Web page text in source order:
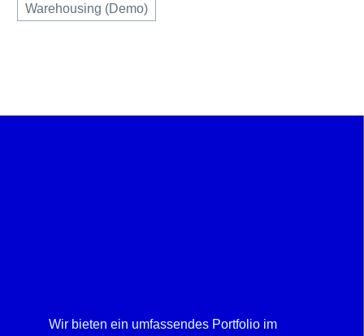
Warehousing (Demo)
Wir bieten ein umfassendes Portfolio im